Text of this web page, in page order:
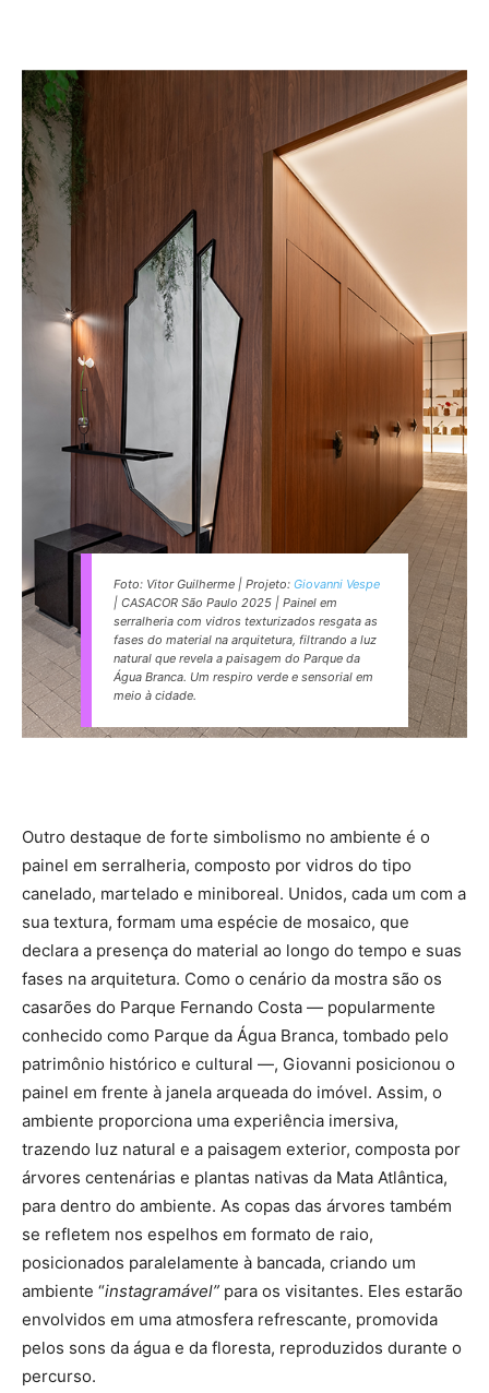
Foto: Vitor Guilherme | Projeto: Giovanni Vespe
| CASACOR São Paulo 2025 | Painel em
serralheria com vidros texturizados resgata as
fases do material na arquitetura, filtrando a luz
natural que revela a paisagem do Parque da
Água Branca. Um respiro verde e sensorial em
meio à cidade.
Outro destaque de forte simbolismo no ambiente é o
painel em serralheria, composto por vidros do tipo
canelado, martelado e miniboreal. Unidos, cada um com a
sua textura, formam uma espécie de mosaico, que
declara a presença do material ao longo do tempo e suas
fases na arquitetura. Como o cenário da mostra são os
casarões do Parque Fernando Costa — popularmente
conhecido como Parque da Água Branca, tombado pelo
patrimônio histórico e cultural —, Giovanni posicionou o
painel em frente à janela arqueada do imóvel. Assim, o
ambiente proporciona uma experiência imersiva,
trazendo luz natural e a paisagem exterior, composta por
árvores centenárias e plantas nativas da Mata Atlântica,
para dentro do ambiente. As copas das árvores também
se refletem nos espelhos em formato de raio,
posicionados paralelamente à bancada, criando um
ambiente “instagramável” para os visitantes. Eles estarão
envolvidos em uma atmosfera refrescante, promovida
pelos sons da água e da floresta, reproduzidos durante o
percurso.